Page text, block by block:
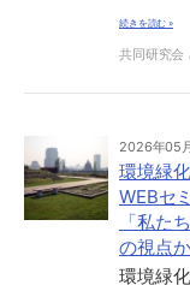
続きを読む »
共同研究会
2026年05
環境緑
WEBセ
「私た
の視点
環境緑